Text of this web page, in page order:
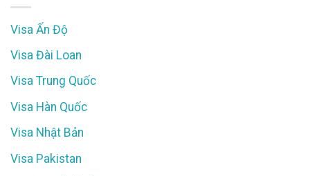
Visa Ấn Độ
Visa Đài Loan
Visa Trung Quốc
Visa Hàn Quốc
Visa Nhật Bản
Visa Pakistan